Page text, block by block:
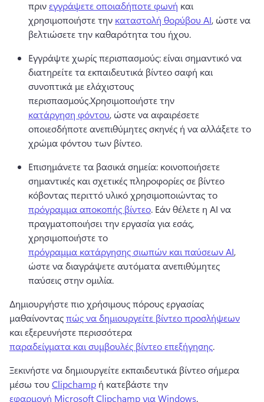
πριν εγγράψετε οποιαδήποτε φωνή και
χρησιμοποιήστε την καταστολή θορύβου AI, ώστε να
βελτιώσετε την καθαρότητα του ήχου.
Εγγράψτε χωρίς περισπασμούς: είναι σημαντικό να
διατηρείτε τα εκπαιδευτικά βίντεο σαφή και
συνοπτικά με ελάχιστους
περισπασμούς.Χρησιμοποιήστε την
κατάργηση φόντου, ώστε να αφαιρέσετε
οποιεσδήποτε ανεπιθύμητες σκηνές ή να αλλάξετε το
χρώμα φόντου των βίντεο.
Επισημάνετε τα βασικά σημεία: κοινοποιήσετε
σημαντικές και σχετικές πληροφορίες σε βίντεο
κόβοντας περιττό υλικό χρησιμοποιώντας το
πρόγραμμα αποκοπής βίντεο. Εάν θέλετε η AI να
πραγματοποιήσει την εργασία για εσάς,
χρησιμοποιήστε το
πρόγραμμα κατάργησης σιωπών και παύσεων AI,
ώστε να διαγράψετε αυτόματα ανεπιθύμητες
παύσεις στην ομιλία.
Δημιουργήστε πιο χρήσιμους πόρους εργασίας
μαθαίνοντας πώς να δημιουργείτε βίντεο προσλήψεων
και εξερευνήστε περισσότερα
παραδείγματα και συμβουλές βίντεο επεξήγησης.
Ξεκινήστε να δημιουργείτε εκπαιδευτικά βίντεο σήμερα
μέσω του Clipchamp ή κατεβάστε την
εφαρμογή Microsoft Clipchamp για Windows.